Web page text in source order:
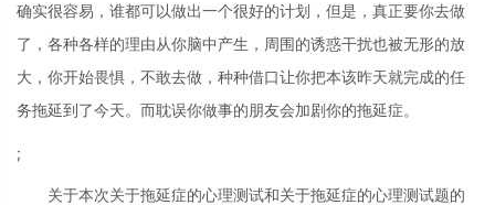
确实很容易，谁都可以做出一个很好的计划，但是，真正要你去做
了，各种各样的理由从你脑中产生，周围的诱惑干扰也被无形的放
大，你开始畏惧，不敢去做，种种借口让你把本该昨天就完成的任
务拖延到了今天。而耽误你做事的朋友会加剧你的拖延症。
;
关于本次关于拖延症的心理测试和关于拖延症的心理测试题的